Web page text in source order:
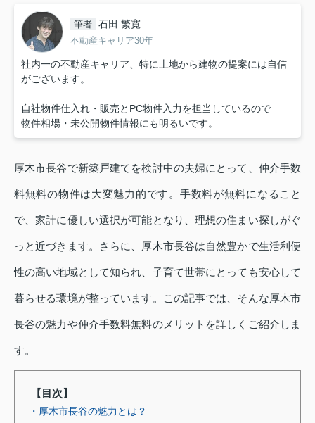
筆者 石田 繁寛
不動産キャリア30年
社内一の不動産キャリア、特に土地から建物の提案には自信
がございます。
自社物件仕入れ・販売とPC物件入力を担当しているので
物件相場・未公開物件情報にも明るいです。
厚木市長谷で新築戸建てを検討中の夫婦にとって、仲介手数
料無料の物件は大変魅力的です。手数料が無料になること
で、家計に優しい選択が可能となり、理想の住まい探しがぐ
っと近づきます。さらに、厚木市長谷は自然豊かで生活利便
性の高い地域として知られ、子育て世帯にとっても安心して
暮らせる環境が整っています。この記事では、そんな厚木市
長谷の魅力や仲介手数料無料のメリットを詳しくご紹介しま
す。
【目次】
・厚木市長谷の魅力とは？